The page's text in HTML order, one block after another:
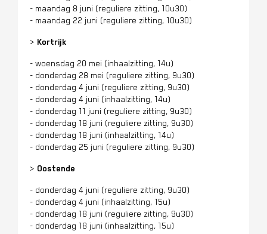
- maandag 8 juni (reguliere zitting, 10u30)
- maandag 22 juni (reguliere zitting, 10u30)
> Kortrijk
- woensdag 20 mei (inhaalzitting, 14u)
- donderdag 28 mei (reguliere zitting, 9u30)
- donderdag 4 juni (reguliere zitting, 9u30)
- donderdag 4 juni (inhaalzitting, 14u)
- donderdag 11 juni (reguliere zitting, 9u30)
- donderdag 18 juni (reguliere zitting, 9u30)
- donderdag 18 juni (inhaalzitting, 14u)
- donderdag 25 juni (reguliere zitting, 9u30)
> Oostende
- donderdag 4 juni (reguliere zitting, 9u30)
- donderdag 4 juni (inhaalzitting, 15u)
- donderdag 18 juni (reguliere zitting, 9u30)
- donderdag 18 juni (inhaalzitting, 15u)